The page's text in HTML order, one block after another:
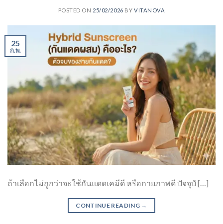
POSTED ON 25/02/2026 BY VITANOVA
25
ก.พ.
ถ้าเลือกไม่ถูกว่าจะใช้กันแดดเคมีดี หรือกายภาพดี ปัจจุบั […]
CONTINUE READING →